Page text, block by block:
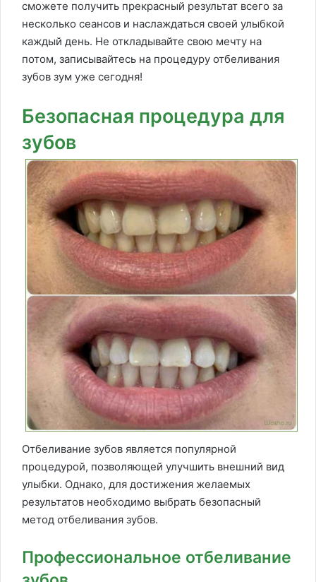
сможете получить прекрасный результат всего за
несколько сеансов и наслаждаться своей улыбкой
каждый день. Не откладывайте свою мечту на
потом, записывайтесь на процедуру отбеливания
зубов зум уже сегодня!
Безопасная процедура для
зубов
Отбеливание зубов является популярной
процедурой, позволяющей улучшить внешний вид
улыбки. Однако, для достижения желаемых
результатов необходимо выбрать безопасный
метод отбеливания зубов.
Профессиональное отбеливание